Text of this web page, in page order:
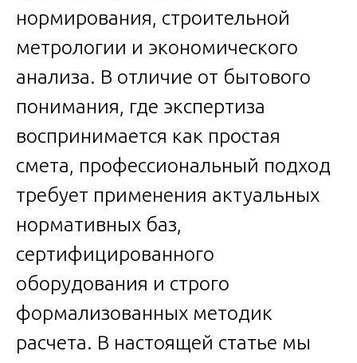
нормирования, строительной
метрологии и экономического
анализа. В отличие от бытового
понимания, где экспертиза
воспринимается как простая
смета, профессиональный подход
требует применения актуальных
нормативных баз,
сертифицированного
оборудования и строго
формализованных методик
расчета. В настоящей статье мы